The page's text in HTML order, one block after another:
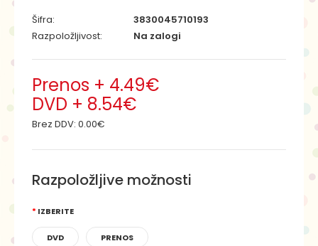
Šifra:
3830045710193
Razpoložljivost:
Na zalogi
Prenos + 4.49€
DVD + 8.54€
Brez DDV: 0.00€
Razpoložljive možnosti
IZBERITE
DVD PRENOS